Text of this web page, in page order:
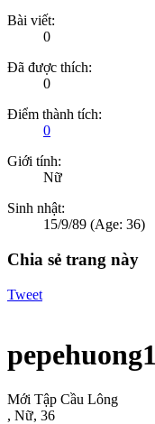
Bài viết:
0
Đã được thích:
0
Điểm thành tích:
0
Giới tính:
Nữ
Sinh nhật:
15/9/89 (Age: 36)
Chia sẻ trang này
Tweet
Mới Tập Cầu Lông
, Nữ, 36